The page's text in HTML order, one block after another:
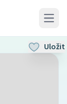
Open
Uložit